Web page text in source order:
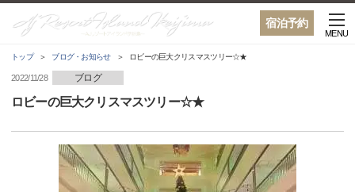
宿泊予約
MENU
トップ ブログ・お知らせ ロビーの巨大クリスマスツリー☆★
2022/11/28 ブログ
ロビーの巨大クリスマスツリー☆★